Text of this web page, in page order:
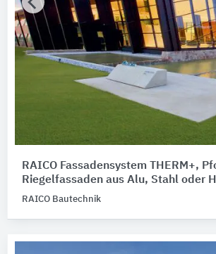
RAICO Fassadensystem THERM+,
Riegelfassaden aus Alu, Stahl oder
RAICO Bautechnik